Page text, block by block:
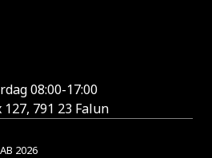
08:00-17:00
791 23 Falun
2026